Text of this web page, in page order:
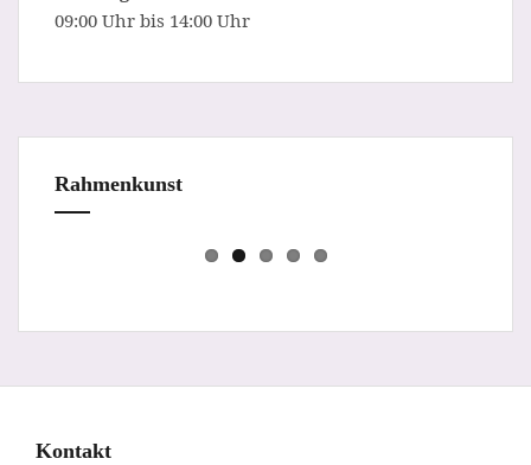
09:00 Uhr bis 14:00 Uhr
Rahmenkunst
Kontakt